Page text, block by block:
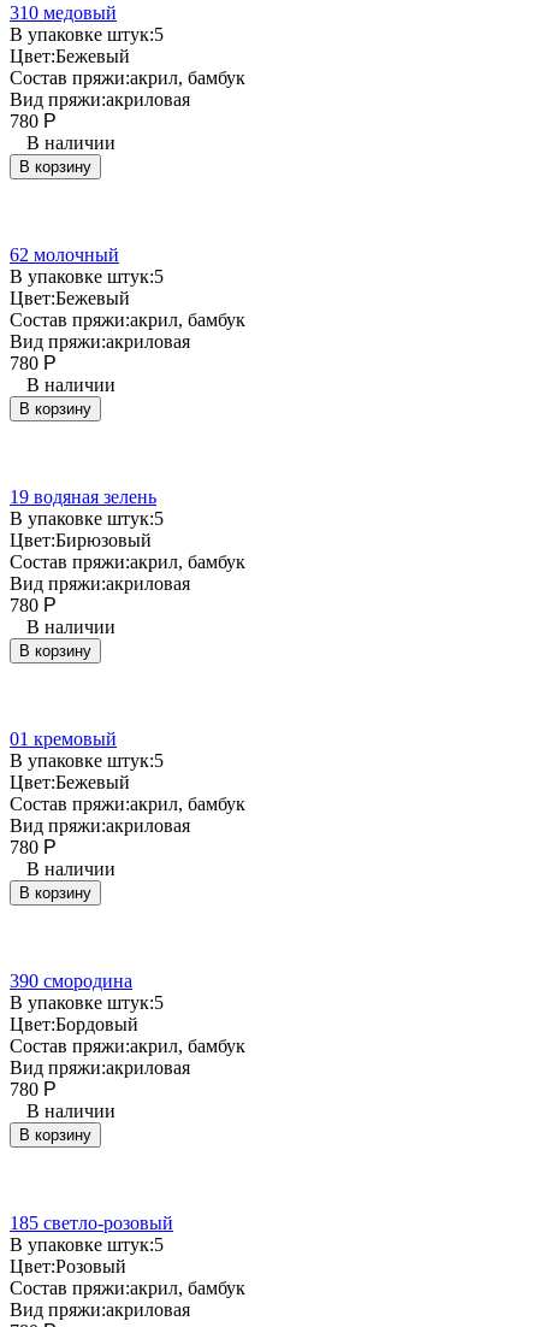
310 медовый
В упаковке штук:5
Цвет:Бежевый
Состав пряжи:акрил, бамбук
Вид пряжи:акриловая
780 Р
В наличии
В корзину
62 молочный
В упаковке штук:5
Цвет:Бежевый
Состав пряжи:акрил, бамбук
Вид пряжи:акриловая
780 Р
В наличии
В корзину
19 водяная зелень
В упаковке штук:5
Цвет:Бирюзовый
Состав пряжи:акрил, бамбук
Вид пряжи:акриловая
780 Р
В наличии
В корзину
01 кремовый
В упаковке штук:5
Цвет:Бежевый
Состав пряжи:акрил, бамбук
Вид пряжи:акриловая
780 Р
В наличии
В корзину
390 смородина
В упаковке штук:5
Цвет:Бордовый
Состав пряжи:акрил, бамбук
Вид пряжи:акриловая
780 Р
В наличии
В корзину
185 светло-розовый
В упаковке штук:5
Цвет:Розовый
Состав пряжи:акрил, бамбук
Вид пряжи:акриловая